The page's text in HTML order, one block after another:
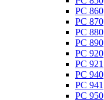
PC 860
PC 870
PC 880
PC 890
PC 920
PC 921
PC 940
PC 941
PC 950